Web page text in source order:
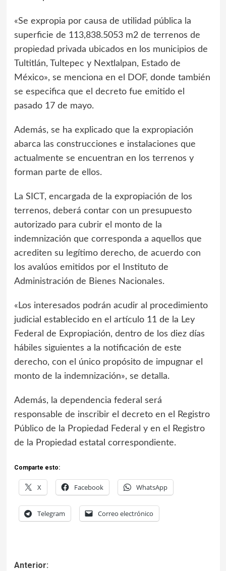
«Se expropia por causa de utilidad pública la
superficie de 113,838.5053 m2 de terrenos de
propiedad privada ubicados en los municipios de
Tultitlán, Tultepec y Nextlalpan, Estado de
México», se menciona en el DOF, donde también
se especifica que el decreto fue emitido el
pasado 17 de mayo.
Además, se ha explicado que la expropiación
abarca las construcciones e instalaciones que
actualmente se encuentran en los terrenos y
forman parte de ellos.
La SICT, encargada de la expropiación de los
terrenos, deberá contar con un presupuesto
autorizado para cubrir el monto de la
indemnización que corresponda a aquellos que
acrediten su legítimo derecho, de acuerdo con
los avalúos emitidos por el Instituto de
Administración de Bienes Nacionales.
«Los interesados podrán acudir al procedimiento
judicial establecido en el artículo 11 de la Ley
Federal de Expropiación, dentro de los diez días
hábiles siguientes a la notificación de este
derecho, con el único propósito de impugnar el
monto de la indemnización», se detalla.
Además, la dependencia federal será
responsable de inscribir el decreto en el Registro
Público de la Propiedad Federal y en el Registro
de la Propiedad estatal correspondiente.
Comparte esto:
X Facebook WhatsApp
Telegram Correo electrónico
Anterior: